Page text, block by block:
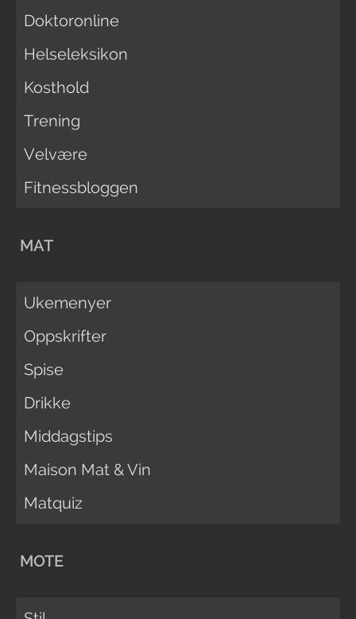
Doktoronline
Helseleksikon
Kosthold
Trening
Velvære
Fitnessbloggen
MAT
Ukemenyer
Oppskrifter
Spise
Drikke
Middagstips
Maison Mat & Vin
Matquiz
MOTE